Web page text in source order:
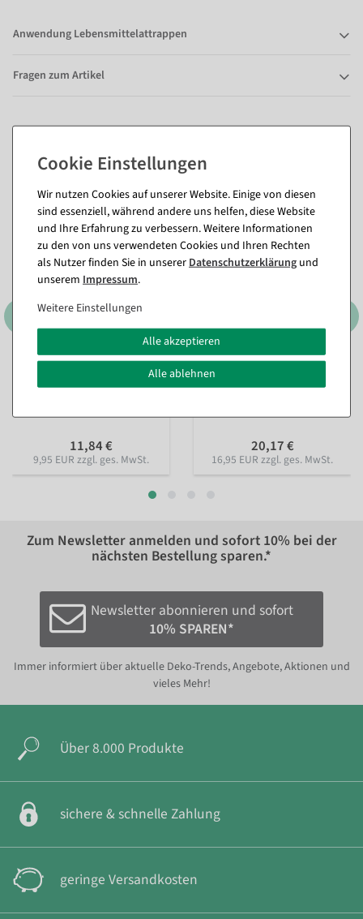
Anwendung Lebensmittelattrappen
Fragen zum Artikel
Passende Artikel zu diesem Produkt
(8)
Künstliches Kräuterset 3tlg.
grün 8 x 20 cm
11,84 €
9,95 EUR zzgl. ges. MwSt.
Künstliche Peperoni im Topf
rot-orange 33 cm
20,17 €
16,95 EUR zzgl. ges. MwSt.
Zum Newsletter anmelden und sofort 10% bei der
nächsten Bestellung sparen.*
Newsletter abonnieren und sofort
10% SPAREN*
Immer informiert über aktuelle Deko-Trends, Angebote, Aktionen und
vieles Mehr!
Über 8.000 Produkte
sichere & schnelle Zahlung
geringe Versandkosten
Wir nutzen Cookies auf unserer Website. Einige von diesen
sind essenziell, während andere uns helfen, diese Website
und Ihre Erfahrung zu verbessern. Weitere Informationen
zu den von uns verwendeten Cookies und Ihren Rechten
als Nutzer finden Sie in unsererDaten­schutz­erklärung und
unserem Impressum.
Weitere Einstellungen
Alle akzeptieren
Alle ablehnen